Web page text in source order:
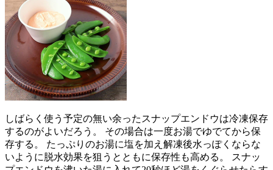
しばらく使う予定の無い余ったスナップエンドウは冷凍保存
するのがよいだろう。 その場合は一度お湯でゆでてから保
存する。 たっぷりのお湯に塩を加え解凍後水っぽくならな
いように脱水効果を狙うとともに保存性も高める。 スナッ